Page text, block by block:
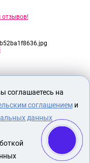
18 лет!
соглашаетесь на
соглашениеми
данных